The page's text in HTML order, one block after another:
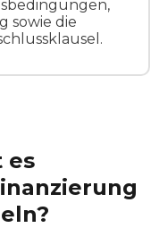
sowie die
es